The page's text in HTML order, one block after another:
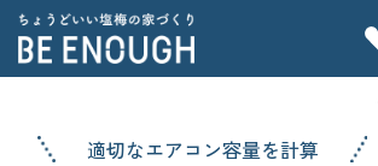
適切なエアコン容量を計算